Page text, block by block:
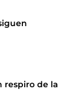
respiro de la